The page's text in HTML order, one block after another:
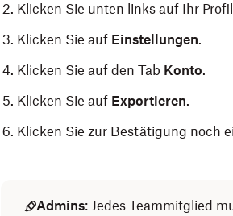
Klicken Sie unten links auf Ihr
Klicken Sie auf Einstellungen.
Klicken Sie auf den Tab Konto.
Klicken Sie auf Exportieren.
Klicken Sie zur Bestätigung noch
Tippen Sie auf
(Einstellungen).
Admins: Jedes Teammitglied